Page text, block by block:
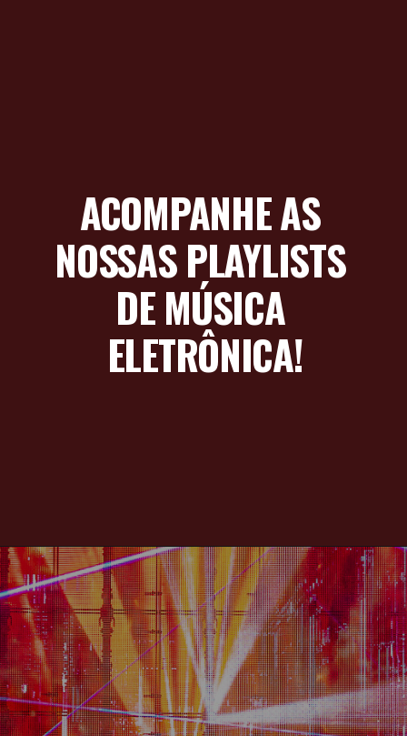
ACOMPANHE AS
NOSSAS PLAYLISTS
DE MÚSICA
ELETRÔNICA!
Openinghttps://eletrovibez.com/playlists/